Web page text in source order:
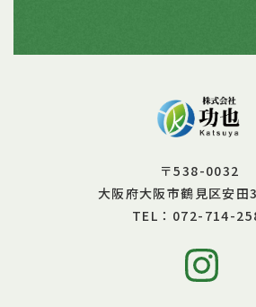
〒538-0032
大阪府大阪市鶴見区安
TEL： 072-714-